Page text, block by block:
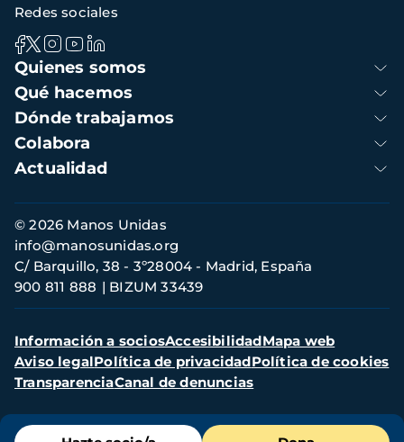
Menú
Navegación
principal
Quienes somos
Qué hacemos
Dónde trabajamos
Colabora
Actualidad
Redes sociales
Información
de
contacto
© 2026 Manos Unidas
C/ Barquillo, 38 - 3º28004 - Madrid, España
900 811 888
BIZUM 33439
info@manosunidas.org
Menú
secundario
Información a sociosAccesibilidadMapa web
Aviso legalPolítica de privacidadPolítica de cookies
TransparenciaCanal de denuncias